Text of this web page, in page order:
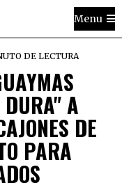
Menu
DE LECTURA
A
DE
PARA